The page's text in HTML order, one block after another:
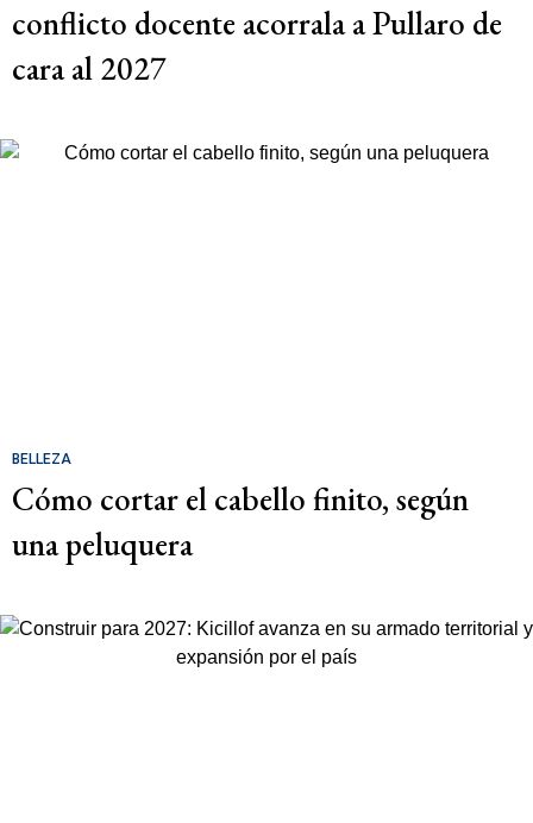
conflicto docente acorrala a Pullaro de
cara al 2027
BELLEZA
Cómo cortar el cabello finito, según
una peluquera